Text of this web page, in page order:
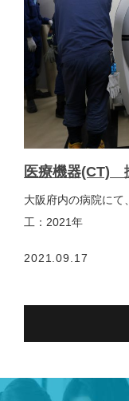
医療機器(CT)
大阪府内の病院に
工：2021年
2021.09.17